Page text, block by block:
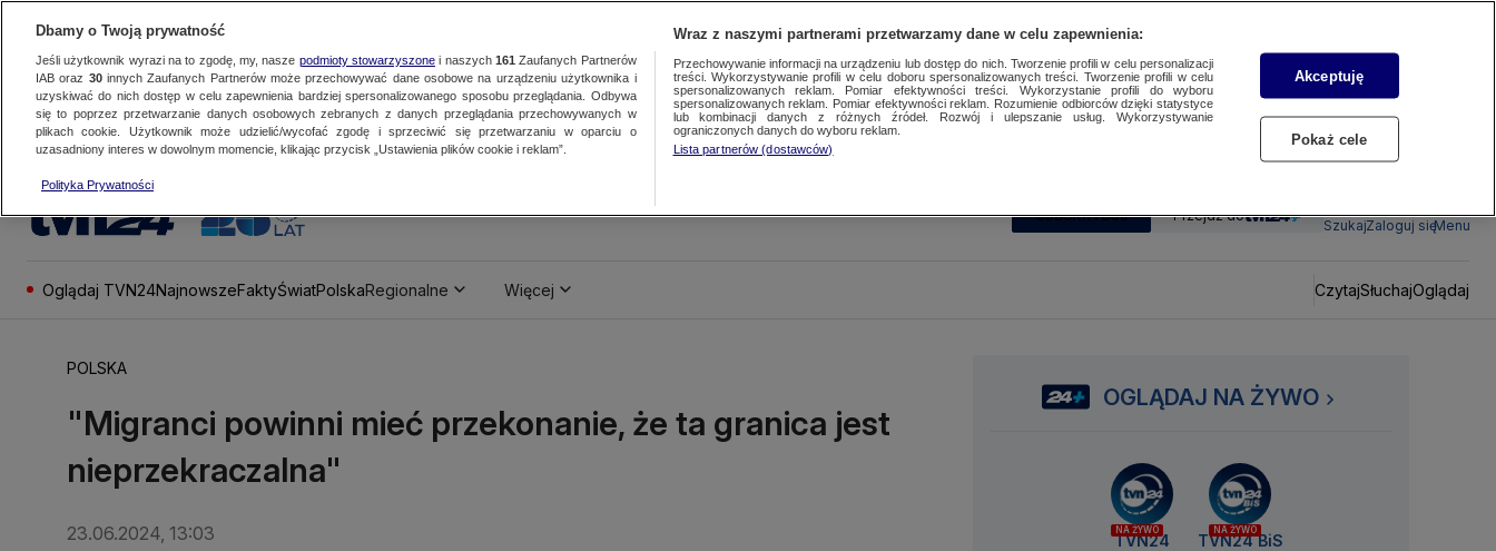
SUBSKRYBUJ Przejdź do
SzukajZaloguj sięMenu
Oglądaj TVN24NajnowszeFaktyŚwiatPolskaRegionalne Więcej CzytajSłuchajOglądaj
POLSKA
"Migranci powinni mieć przekonanie, że ta granica jest
nieprzekraczalna"
23.06.2024, 13:03
OGLĄDAJ NA ŻYWO
NA ŻYWO
TVN24
NA ŻYWO
TVN24 BiS
Dbamy o Twoją prywatność
Jeśli użytkownik wyrazi na to zgodę, my, nasze podmioty stowarzyszonei naszych 161 Zaufanych Partnerów
IAB oraz 30innych Zaufanych Partnerów może przechowywać dane osobowe na urządzeniu użytkownika i
uzyskiwać do nich dostęp w celu zapewnienia bardziej spersonalizowanego sposobu przeglądania. Odbywa
się to poprzez przetwarzanie danych osobowych zebranych z danych przeglądania przechowywanych w
plikach cookie. Użytkownik może udzielić/wycofać zgodę i sprzeciwić się przetwarzaniu w oparciu o
uzasadniony interes w dowolnym momencie, klikając przycisk „Ustawienia plików cookie i reklam”.
Polityka Prywatności
Wraz z naszymi partnerami przetwarzamy dane w celu zapewnienia:
Przechowywanie informacji na urządzeniu lub dostęp do nich. Tworzenie profili w celu personalizacji
treści. Wykorzystywanie profili w celu doboru spersonalizowanych treści. Tworzenie profili w celu
spersonalizowanych reklam. Pomiar efektywności treści. Wykorzystanie profili do wyboru
spersonalizowanych reklam. Pomiar efektywności reklam. Rozumienie odbiorców dzięki statystyce
lub kombinacji danych z różnych źródeł. Rozwój i ulepszanie usług. Wykorzystywanie
ograniczonych danych do wyboru reklam.
Lista partnerów (dostawców)
Akceptuję
Pokaż cele